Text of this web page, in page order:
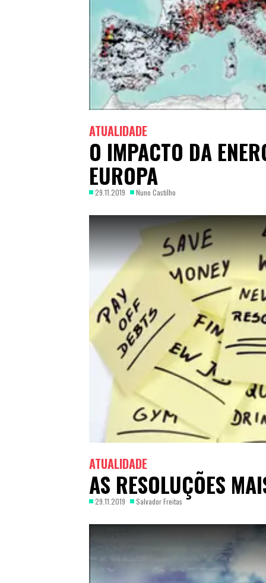
ATUALIDADE
O IMPACTO DA
EUROPA
29.11.2019 Nuno Castilho
ATUALIDADE
AS RESOLUÇÕES
29.11.2019 Salvador Freitas